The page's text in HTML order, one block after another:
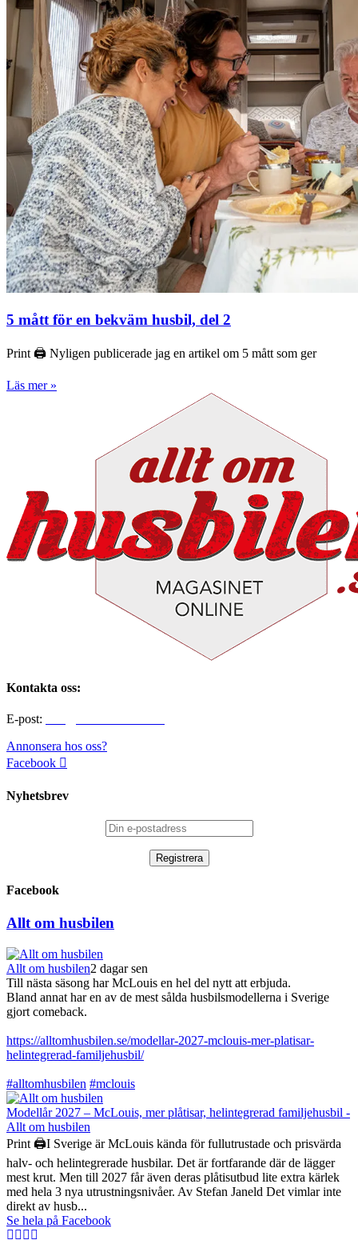
5 mått för en bekväm husbil, del 2
Print 🖨 Nyligen publicerade jag en artikel om 5 mått som ger
Läs mer »
Kontakta oss:
E-post:
Annonsera hos oss?
Facebook
Nyhetsbrev
Facebook
Allt om husbilen
Allt om husbilen2 dagar sen
Till nästa säsong har McLouis en hel del nytt att erbjuda.
Bland annat har en av de mest sålda husbilsmodellerna i Sverige
gjort comeback.
https://alltomhusbilen.se/modellar-2027-mclouis-mer-platisar-
helintegrerad-familjehusbil/
#alltomhusbilen #mclouis
Modellår 2027 – McLouis, mer plåtisar, helintegrerad familjehusbil -
Allt om husbilen
Print 🖨I Sverige är McLouis kända för fullutrustade och prisvärda
halv- och helintegrerade husbilar. Det är fortfarande där de lägger
mest krut. Men till 2027 får även deras plåtisutbud lite extra kärlek
med hela 3 nya utrustningsnivåer. Av Stefan Janeld Det vimlar inte
direkt av husb...
Se hela på Facebook